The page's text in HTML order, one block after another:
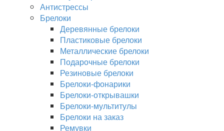
Антистрессы
Брелоки
Деревянные брелоки
Пластиковые брелоки
Металлические брелоки
Подарочные брелоки
Резиновые брелоки
Брелоки-фонарики
Брелоки-открывашки
Брелоки-мультитулы
Брелоки на заказ
Ремувки